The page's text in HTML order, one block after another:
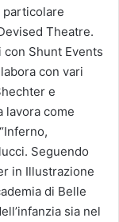
Theatre.
Shunt Events
con vari
e
lavora come
Seguendo
in Illustrazione
di Belle
sia nel